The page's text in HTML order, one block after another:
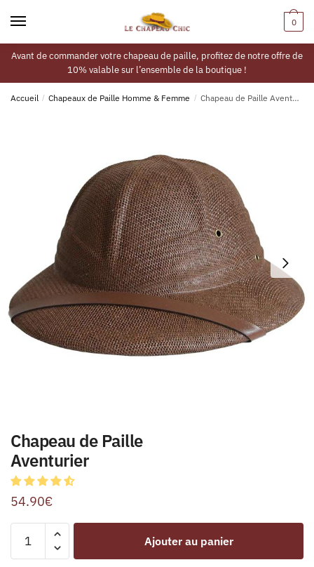
0
Avant de commander votre chapeau de paille, profitez de notre offre de
10% valable sur l’ensemble de la boutique !
Accueil / Chapeaux de Paille Homme & Femme / Chapeau de Paille Aventurier
Chapeau de Paille
Aventurier
54.90€
Ajouter au panier